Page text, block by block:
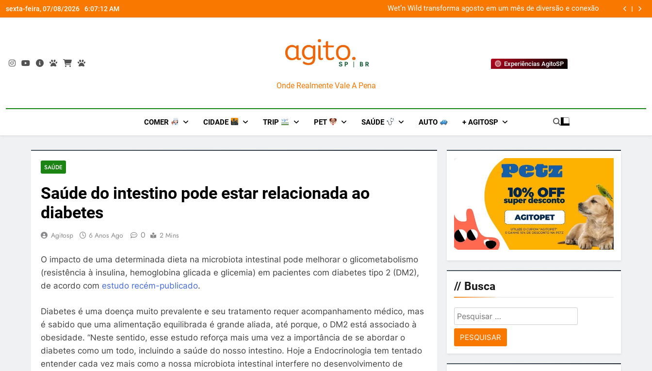
Skip
to
sexta-feira, 07/08/2026 6:07:13 AM
da família Wet’n Wild transforma agosto em um mês de diversão e conexão
AgitoSP
Onde Realmente Vale A Pena
Experiências AgitoSP
COMER CIDADE TRIP PET SAÚDE AUTO + AGITOSP
SAÚDE
Saúde do intestino pode estar relacionada ao
diabetes
Agitosp 6 Anos Ago 0 2 Mins
O impacto de uma determinada dieta na microbiota intestinal pode melhorar o glicometabolismo
(resistência à insulina, hemoglobina glicada e glicemia) em pacientes com diabetes tipo 2 (DM2),
de acordo com estudo recém-publicado.
Diabetes é uma doença muito prevalente e seu tratamento requer acompanhamento médico, mas
é sabido que uma alimentação equilibrada é grande aliada, até porque, o DM2 está associado à
obesidade. “Neste sentido, esse estudo reforça mais uma vez a importância de se abordar o
diabetes como um todo, incluindo a saúde do nosso intestino. Hoje a Endocrinologia tem tentado
entender cada vez mais como a nossa microbiota intestinal interfere no desenvolvimento de
// Busca
Pesquisar
por: